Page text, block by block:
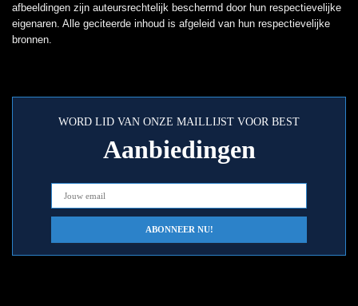
afbeeldingen zijn auteursrechtelijk beschermd door hun respectievelijke
eigenaren. Alle geciteerde inhoud is afgeleid van hun respectievelijke
bronnen.
WORD LID VAN ONZE MAILLIJST VOOR BEST
Aanbiedingen